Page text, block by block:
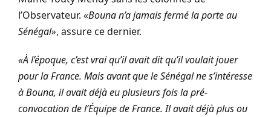
l’Observateur. «Bouna n’a jamais fermé la porte au
Sénégal», assure ce dernier.
«À l’époque, c’est vrai qu’il avait dit qu’il voulait jouer
pour la France. Mais avant que le Sénégal ne s’intéresse
à Bouna, il avait déjà eu plusieurs fois la pré-
convocation de l’Équipe de France. Il avait déjà plus ou